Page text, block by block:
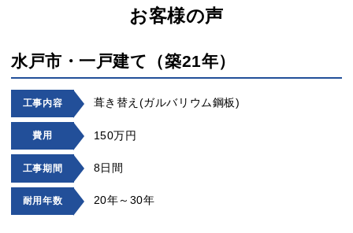
お客様の声
水戸市・一戸建て（築21年）
工事内容 葺き替え(ガルバリウム鋼板)
費用 150万円
工事期間 8日間
耐用年数 20年～30年